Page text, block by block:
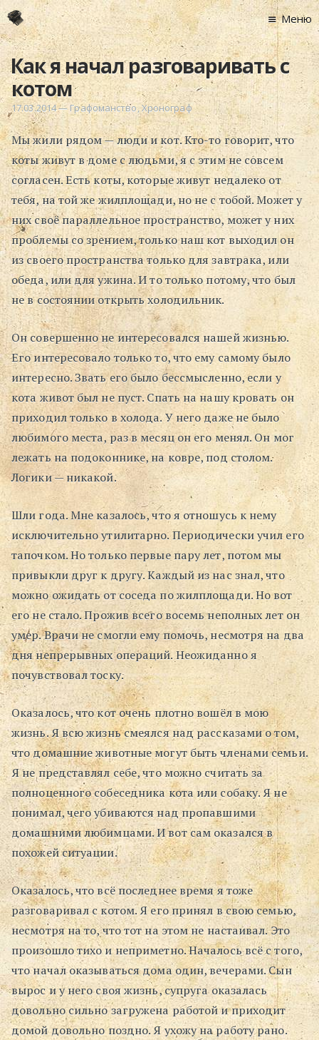
Главная
Новости
Графоманство
* Автотекст
*
* Хронограф
Арт-Рецензии
* Слушать
* Смотреть
* Читать
* По жизни
Блог
Поиск
Меню
Как я начал разговаривать с
котом
17.03.2014—Графоманство,Хронограф
Мы жили рядом — люди и кот. Кто-то говорит, что
коты живут в доме с людьми, я с этим не совсем
согласен. Есть коты, которые живут недалеко от
тебя, на той же жилплощади, но не с тобой. Может у
них своё параллельное пространство, может у них
проблемы со зрением, только наш кот выходил он
из своего пространства только для завтрака, или
обеда, или для ужина. И то только потому, что был
не в состоянии открыть холодильник.
Он совершенно не интересовался нашей жизнью.
Его интересовало только то, что ему самому было
интересно. Звать его было бессмысленно, если у
кота живот был не пуст. Спать на нашу кровать он
приходил только в холода. У него даже не было
любимого места, раз в месяц он его менял. Он мог
лежать на подоконнике, на ковре, под столом.
Логики — никакой.
Шли года. Мне казалось, что я отношусь к нему
исключительно утилитарно. Периодически учил его
тапочком. Но только первые пару лет, потом мы
привыкли друг к другу. Каждый из нас знал, что
можно ожидать от соседа по жилплощади. Но вот
его не стало. Прожив всего восемь неполных лет он
умер. Врачи не смогли ему помочь, несмотря на два
дня непрерывных операций. Неожиданно я
почувствовал тоску.
Оказалось, что кот очень плотно вошёл в мою
жизнь. Я всю жизнь смеялся над рассказами о том,
что домашние животные могут быть членами семьи.
Я не представлял себе, что можно считать за
полноценного собеседника кота или собаку. Я не
понимал, чего убиваются над пропавшими
домашними любимцами. И вот сам оказался в
похожей ситуации.
Оказалось, что всё последнее время я тоже
разговаривал с котом. Я его принял в свою семью,
несмотря на то, что тот на этом не настаивал. Это
произошло тихо и неприметно. Началось всё с того,
что начал оказываться дома один, вечерами. Сын
вырос и у него своя жизнь, супруга оказалась
довольно сильно загружена работой и приходит
домой довольно поздно. Я ухожу на работу рано.